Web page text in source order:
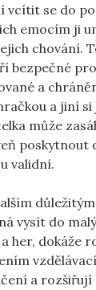
vcítit se do
‍emocím ‍ji
chování.
bezpečné
a
⁤a ⁤jiní
může
poskytnout​
validní.
vysít do‍
her, dokáže
‍a​ rozšiřují